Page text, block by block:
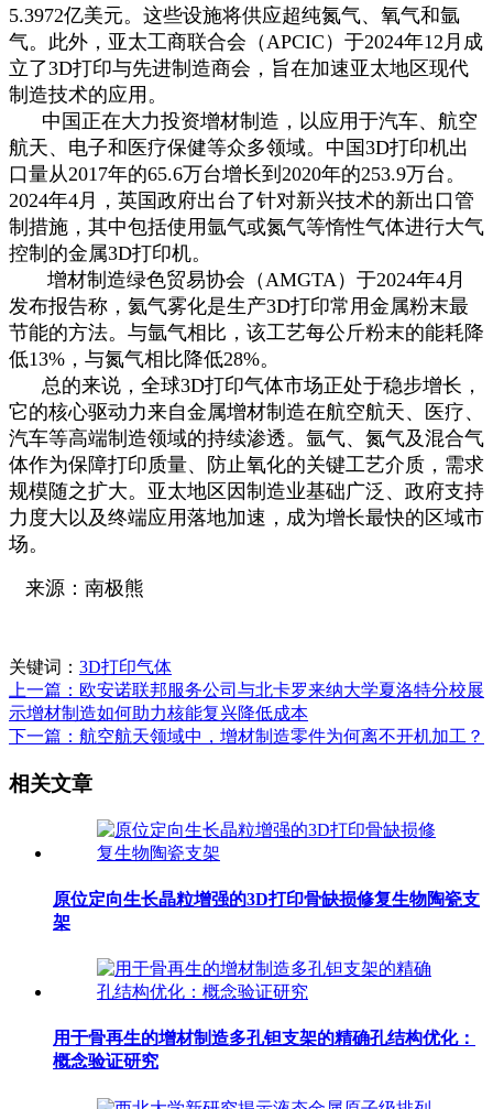
5.3972亿美元。这些设施将供应超纯氮气、氧气和氩
气。此外，亚太工商联合会（APCIC）于2024年12月成
立了3D打印与先进制造商会，旨在加速亚太地区现代
制造技术的应用。
中国正在大力投资增材制造，以应用于汽车、航空
航天、电子和医疗保健等众多领域。中国3D打印机出
口量从2017年的65.6万台增长到2020年的253.9万台。
2024年4月，英国政府出台了针对新兴技术的新出口管
制措施，其中包括使用氩气或氮气等惰性气体进行大气
控制的金属3D打印机。
增材制造绿色贸易协会（AMGTA）于2024年4月
发布报告称，氦气雾化是生产3D打印常用金属粉末最
节能的方法。与氩气相比，该工艺每公斤粉末的能耗降
低13%，与氮气相比降低28%。
总的来说，全球3D打印气体市场正处于稳步增长，
它的核心驱动力来自金属增材制造在航空航天、医疗、
汽车等高端制造领域的持续渗透。氩气、氮气及混合气
体作为保障打印质量、防止氧化的关键工艺介质，需求
规模随之扩大。亚太地区因制造业基础广泛、政府支持
力度大以及终端应用落地加速，成为增长最快的区域市
场。
来源：南极熊
关键词： 3D打印气体
上一篇：欧安诺联邦服务公司与北卡罗来纳大学夏洛特分校展
示增材制造如何助力核能复兴降低成本
下一篇：航空航天领域中，增材制造零件为何离不开机加工？
相关文章
原位定向生长晶粒增强的3D打印骨缺损修复生物陶瓷支
架
用于骨再生的增材制造多孔钽支架的精确孔结构优化：
概念验证研究